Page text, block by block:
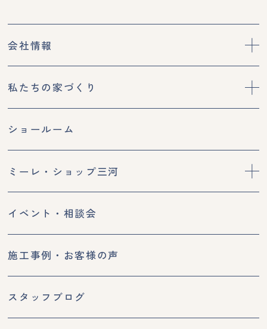
会社情報
私たちの家づくり
ショールーム
ミーレ・ショップ三河
イベント・相談会
施工事例・お客様の声
スタッフブログ